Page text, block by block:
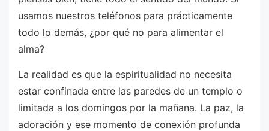
usamos nuestros teléfonos para prácticamente
todo lo demás, ¿por qué no para alimentar el
alma?
La realidad es que la espiritualidad no necesita
estar confinada entre las paredes de un templo o
limitada a los domingos por la mañana. La paz, la
adoración y ese momento de conexión profunda